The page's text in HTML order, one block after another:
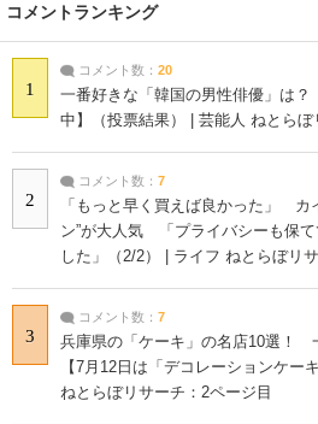
コメントランキング
1
コメント数： 20
一番好きな「韓国の男性俳優」は？
中】（投票結果） | 芸能人 ねとらぼ
2
コメント数： 7
「もっと早く買えば良かった」 カ
ン”が大人気 「プライバシーも保て
した」（2/2） | ライフ ねとらぼリ
3
コメント数： 7
兵庫県の「ケーキ」の名店10選！
【7月12日は「デコレーションケー
ねとらぼリサーチ：2ページ目